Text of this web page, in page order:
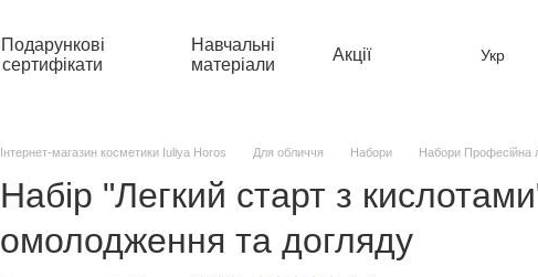
Подарункові
сертифікати
Навчальні
матеріали
Акції Укр
Інтернет-магазин косметики Iuliya Horos Для обличчя Набори Набори Професійна
Набір "Легкий старт з
омолодження та догляду